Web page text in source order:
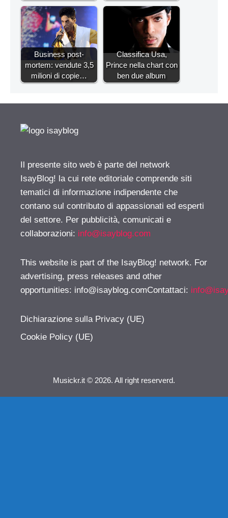
Business post-
mortem: vendute 3,5
milioni di copie…
Classifica Usa,
Prince nella chart con
ben due album
Il presente sito web è parte del network
IsayBlog! la cui rete editoriale comprende siti
tematici di informazione indipendente che
contano sul contributo di appassionati ed esperti
del settore. Per pubblicità, comunicati e
collaborazioni: info@isayblog.com
This website is part of the IsayBlog! network. For
advertising, press releases and other
opportunities: info@isayblog.comContattaci:
Dichiarazione sulla Privacy (UE)
Cookie Policy (UE)
Musickr.it © 2026. All right reserverd.